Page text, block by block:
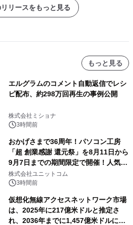
リースをもっと見る
もっと見る
エルグラムのコメント自動返信でレシ
ピ配布、約298万回再生の事例公開
株式会社ミショナ
3時間前
おかげさまで36周年！パソコン工房
「超 創業感謝 還元祭」を8月11日から
9月7日までの期間限定で開催！人気の
ゲーミングPCや高性能ノートPCなど
対象iiyama PCのご購入で最大3万円分
株式会社ユニットコム
3時間前
仮想化無線アクセスネットワーク市場
は、2025年に217億米ドルと推定さ
れ、2036年までに1,457億米ドルに達